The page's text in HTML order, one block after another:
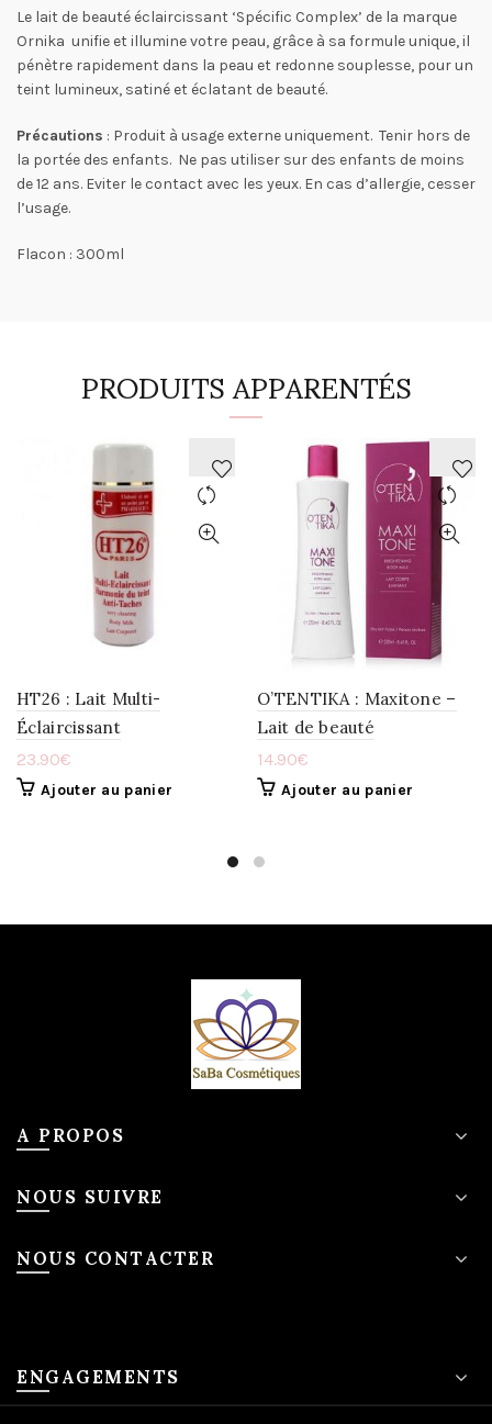
Le lait de beauté éclaircissant ‘Spécific Complex’ de la marque
Ornika unifie et illumine votre peau, grâce à sa formule unique, il
pénètre rapidement dans la peau et redonne souplesse, pour un
teint lumineux, satiné et éclatant de beauté.
Précautions : Produit à usage externe uniquement. Tenir hors de
la portée des enfants. Ne pas utiliser sur des enfants de moins
de 12 ans. Eviter le contact avec les yeux. En cas d’allergie, cesser
l’usage.
Flacon : 300ml
PRODUITS APPARENTÉS
HT26 : Lait Multi-
Éclaircissant
23.90€
Ajouter au panier
O’TENTIKA : Maxitone –
Lait de beauté
14.90€
Ajouter au panier
A PROPOS
NOUS SUIVRE
NOUS CONTACTER
ENGAGEMENTS